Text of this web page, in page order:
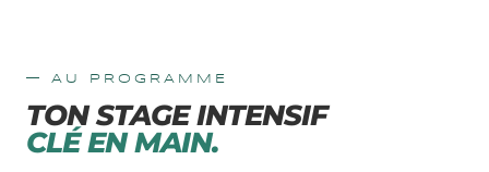
— AU PROGRAMME
TON STAGE INTENSIF
CLÉ EN MAIN.